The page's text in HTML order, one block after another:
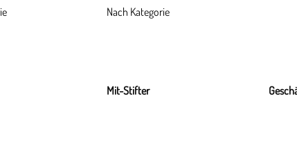
Nach Kategorie
Mit-Stifter